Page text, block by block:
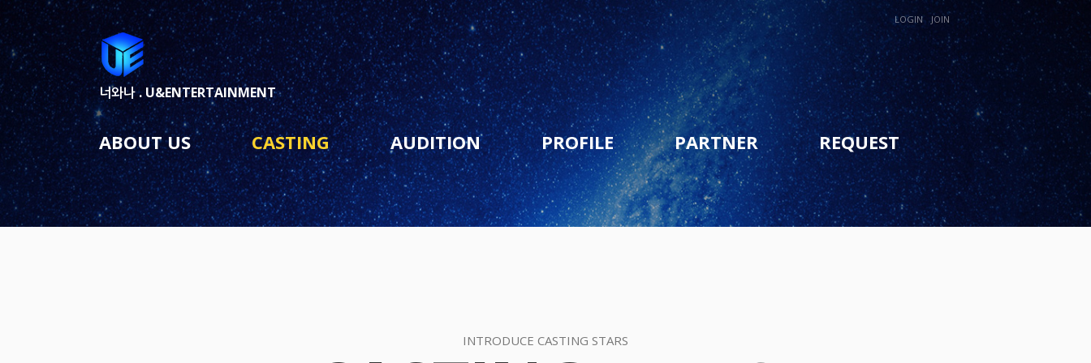
너와나 . U&ENTERTAINMENT
ABOUT US CASTING AUDITION PROFILE PARTNER REQUEST
LOGIN JOIN
INTRODUCE CASTING STARS